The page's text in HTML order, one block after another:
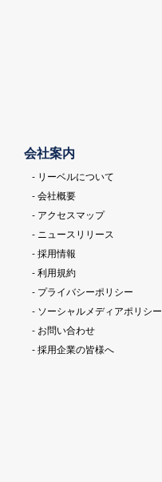
会社案内
- リーベルについて
- 会社概要
- アクセスマップ
- ニュースリリース
- 採用情報
- 利用規約
- プライバシーポリシー
- ソーシャルメディアポリシー
- お問い合わせ
- 採用企業の皆様へ